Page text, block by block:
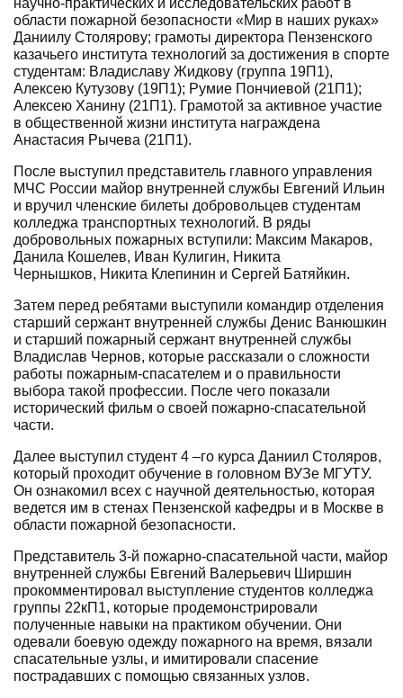
области пожарной безопасности «Мир в наших руках»
Даниилу Столярову; грамоты директора Пензенского
казачьего института технологий за достижения в спорте
студентам: Владиславу Жидкову (группа 19П1),
Алексею Кутузову (19П1); Румие Пончиевой (21П1);
Алексею Ханину (21П1). Грамотой за активное участие
в общественной жизни института награждена
Анастасия Рычева (21П1).
После выступил представитель главного управления
МЧС России майор внутренней службы Евгений Ильин
и вручил членские билеты добровольцев студентам
колледжа транспортных технологий. В ряды
добровольных пожарных вступили: Максим Макаров,
Данила Кошелев, Иван Кулигин, Никита
Чернышков, Никита Клепинин и Сергей Батяйкин.
Затем перед ребятами выступили командир отделения
старший сержант внутренней службы Денис Ванюшкин
и старший пожарный сержант внутренней службы
Владислав Чернов, которые рассказали о сложности
работы пожарным-спасателем и о правильности
выбора такой профессии. После чего показали
исторический фильм о своей пожарно-спасательной
части.
Далее выступил студент 4 –го курса Даниил Столяров,
который проходит обучение в головном ВУЗе МГУТУ.
Он ознакомил всех с научной деятельностью, которая
ведется им в стенах Пензенской кафедры и в Москве в
области пожарной безопасности.
Представитель 3-й пожарно-спасательной части, майор
внутренней службы Евгений Валерьевич Ширшин
прокомментировал выступление студентов колледжа
группы 22кП1, которые продемонстрировали
полученные навыки на практиком обучении. Они
одевали боевую одежду пожарного на время, вязали
спасательные узлы, и имитировали спасение
пострадавших с помощью связанных узлов.